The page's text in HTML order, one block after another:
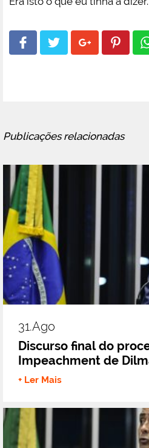
Publicações relacionadas
31.ago
Discurso final do
Impeachment de
+ Ler Mais